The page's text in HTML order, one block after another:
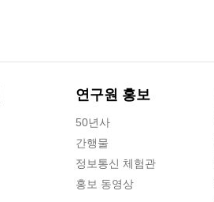
연구원 홍보
50년사
간행물
정보통신 체험관
홍보 동영상